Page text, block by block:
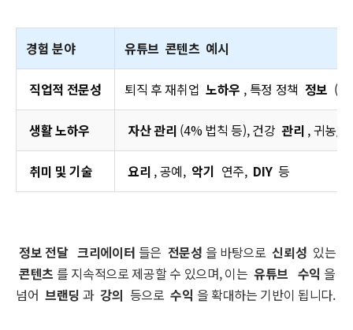
경험 분야 유튜브 콘텐츠 예시
직업적 전문성 퇴직 후 재취업 노하우 , 특정 정책 정보 (
생활 노하우 자산 관리 (4% 법칙 등), 건강 관리 , 귀농/
취미 및 기술 요리 , 공예, 악기 연주, DIY 등
정보 전달 크리에이터 들은 전문성 을 바탕으로 신뢰성 있는
콘텐츠 를 지속적으로 제공할 수 있으며, 이는 유튜브 수익 을
넘어 브랜딩 과 강의 등으로 수익 을 확대하는 기반이 됩니다.